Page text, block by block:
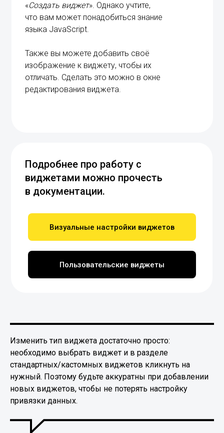
«Создать виджет». Однако учтите,
что вам может понадобиться знание
языка JavaScript.
Также вы можете добавить своё
изображение к виджету, чтобы их
отличать. Сделать это можно в окне
редактирования виджета.
Подробнее про работу с
виджетами можно прочесть
в документации.
Визуальные настройки виджетов
Пользовательские виджеты
Изменить тип виджета достаточно просто:
необходимо выбрать виджет и в разделе
стандартных/кастомных виджетов кликнуть на
нужный. Поэтому будьте аккуратны при добавлении
новых виджетов, чтобы не потерять настройку
привязки данных.